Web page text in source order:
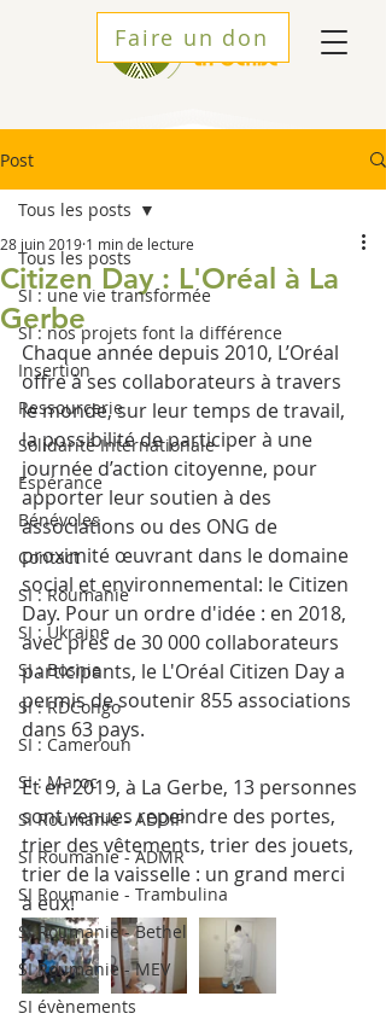
Faire un don
Post
Tous les posts
SI : une vie transformée
SI : nos projets font la différence
Insertion
Ressourcerie
Solidarité Internationale
Espérance
Bénévoles
Contact
SI : Roumanie
SI : Ukraine
SI : Bosnie
SI : RDCongo
SI : Cameroun
SI : Maroc
SI Roumanie - ADDIP
SI Roumanie - ADMR
SI Roumanie - Trambulina
SI Roumanie - Bethel
SI Roumanie - MEV
SI évènements
Tous les posts
Citizen Day : L'Oréal à La
Gerbe
28 juin 2019 1 min de lecture
Chaque année depuis 2010, L’Oréal
offre à ses collaborateurs à travers
le monde, sur leur temps de travail,
la possibilité de participer à une
journée d’action citoyenne, pour
apporter leur soutien à des
associations ou des ONG de
proximité œuvrant dans le domaine
social et environnemental: le Citizen
Day. Pour un ordre d'idée : en 2018,
avec près de 30 000 collaborateurs
participants, le L'Oréal Citizen Day a
permis de soutenir 855 associations
dans 63 pays.
Et en 2019, à La Gerbe, 13 personnes
sont venues repeindre des portes,
trier des vêtements, trier des jouets,
trier de la vaisselle : un grand merci
à eux!